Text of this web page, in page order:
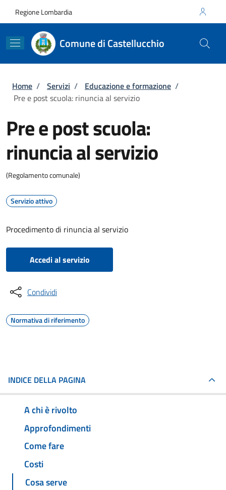
Regione Lombardia
Comune di Castellucchio
Briciole di pane
Home / Servizi / Educazione e formazione /
Pre e post scuola: rinuncia al servizio
Pre e post scuola:
rinuncia al servizio
(Regolamento comunale)
Servizio attivo
Procedimento di rinuncia al servizio
Accedi al servizio
Condividi
Normativa di riferimento
INDICE DELLA PAGINA
A chi è rivolto
Approfondimenti
Come fare
Costi
Cosa serve